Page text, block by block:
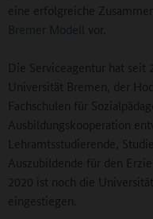
eine erfolgreiche
Bremer Modell
vor.
Die Serviceagentur hat seit
Universität Bremen, der
Fachschulen für
Ausbildungskooperation
Lehramtsstudierende,
Auszubildende für den
2020 ist noch die
eingestiegen.